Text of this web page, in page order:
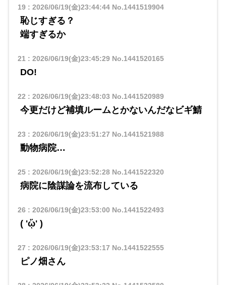
19: 2026/06/19(金)23:44:44No.1441519904
恥じすぎる？
端すぎるか
21 : 2026/06/19(金)23:45:29No.1441520165
DO!
22 : 2026/06/19(金)23:48:03 No.1441520989
今更だけど補填ルームとかないんだなビギ鯖
23 : 2026/06/19(金)23:51:27 No.1441521988
動物病院…
25: 2026/06/19(金)23:52:28No.1441522320
病院に陰謀論を流布している
26 : 2026/06/19(金)23:53:00 No.1441522493
( 'ᾥ' )
27 : 2026/06/19(金)23:53:17 No.1441522555
ピノ畑さん